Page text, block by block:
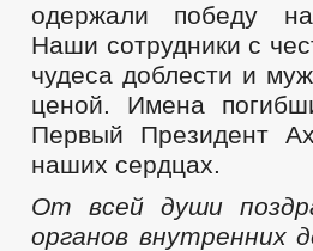
одержали победу
Наши сотрудники с
чудеса доблести и
ценой. Имена
Первый Президент
наших сердцах.
От всей души
органов внутренних